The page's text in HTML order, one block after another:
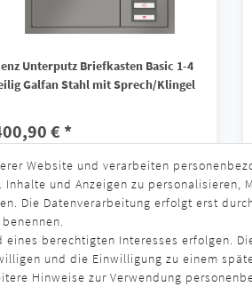
Unterputz Briefkasten Basic 1-4
Galfan Stahl mit Sprech/Klingel
€ *
inkl. ges. MwSt.zzgl.Versandkosten
Lieferzeit ca. 4 - 6 Wochen
Website und verarbeiten
Inhalte und Anzeigen zu personalisieren,
Die Datenverarbeitung erfolgt erst
berechtigten Interesses erfolgen.
und die Einwilligung zu einem
Hinweise zur Verwendung